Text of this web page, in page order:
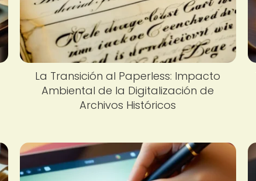
La Transición al Paperless: Impacto
Ambiental de la Digitalización de
Archivos Históricos